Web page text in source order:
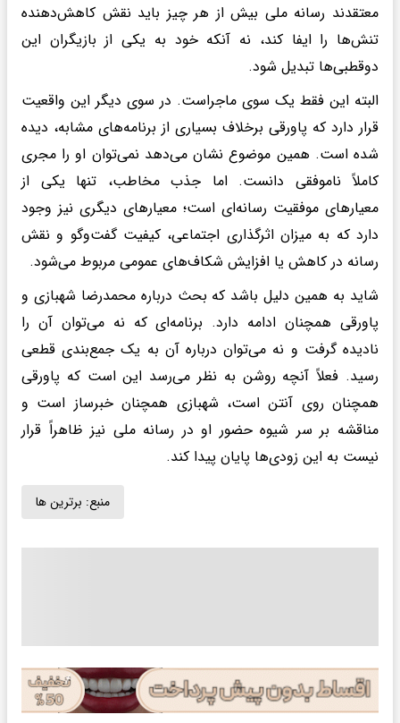
معتقدند رسانه ملی بیش از هر چیز باید نقش کاهش‌دهنده
تنش‌ها را ایفا کند، نه آنکه خود به یکی از بازیگران این
دوقطبی‌ها تبدیل شود.
البته این فقط یک سوی ماجراست. در سوی دیگر این واقعیت
قرار دارد که پاورقی برخلاف بسیاری از برنامه‌های مشابه، دیده
شده است. همین موضوع نشان می‌دهد نمی‌توان او را مجری
کاملاً ناموفقی دانست. اما جذب مخاطب، تنها یکی از
معیارهای موفقیت رسانه‌ای است؛ معیارهای دیگری نیز وجود
دارد که به میزان اثرگذاری اجتماعی، کیفیت گفت‌وگو و نقش
رسانه در کاهش یا افزایش شکاف‌های عمومی مربوط می‌شود.
شاید به همین دلیل باشد که بحث درباره محمدرضا شهبازی و
پاورقی همچنان ادامه دارد. برنامه‌ای که نه می‌توان آن را
نادیده گرفت و نه می‌توان درباره آن به یک جمع‌بندی قطعی
رسید. فعلاً آنچه روشن به نظر می‌رسد این است که پاورقی
همچنان روی آنتن است، شهبازی همچنان خبرساز است و
مناقشه بر سر شیوه حضور او در رسانه ملی نیز ظاهراً قرار
نیست به این زودی‌ها پایان پیدا کند.
منبع: برترین ها